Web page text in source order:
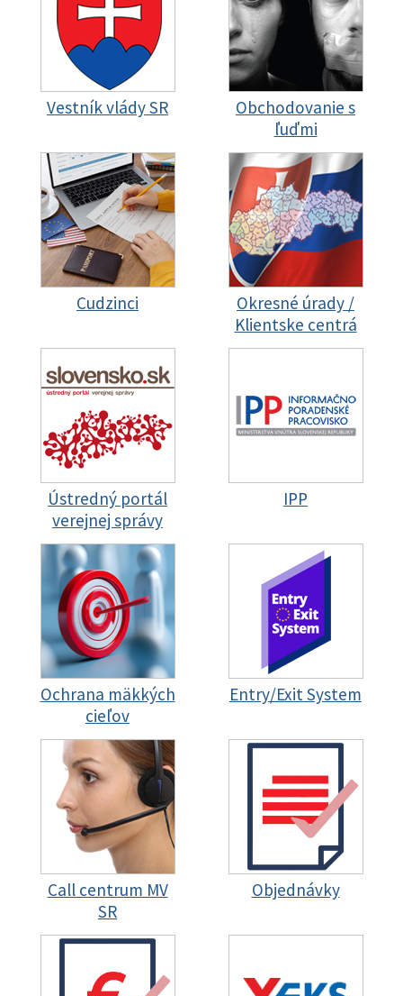
Vestník vlády SR
Obchodovanie s
ľuďmi
Cudzinci
Okresné úrady /
Klientske centrá
Ústredný portál
verejnej správy
IPP
Ochrana mäkkých
cieľov
Entry/Exit System
Call centrum MV
SR
Objednávky